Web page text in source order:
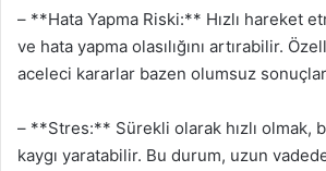
– **Hata Yapma Riski:** Hızlı hareket
ve hata yapma olasılığını artırabilir.
aceleci kararlar bazen olumsuz
– **Stres:** Sürekli olarak hızlı olmak,
kaygı yaratabilir. Bu durum, uzun